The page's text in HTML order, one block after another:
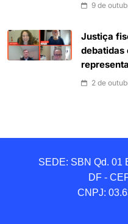
9 de
Justiça
debatidas
2 de
SEDE: SBN Qd. 01
DF -
CNPJ: